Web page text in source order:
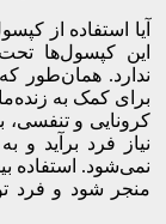
آیا استفاده از
این کپسول‌ها
ندارد. همان‌طور
برای کمک به
کرونایی و تنفسی،
نیاز فرد برآید و
نمی‌شود. استفاده
منجر شود و فرد